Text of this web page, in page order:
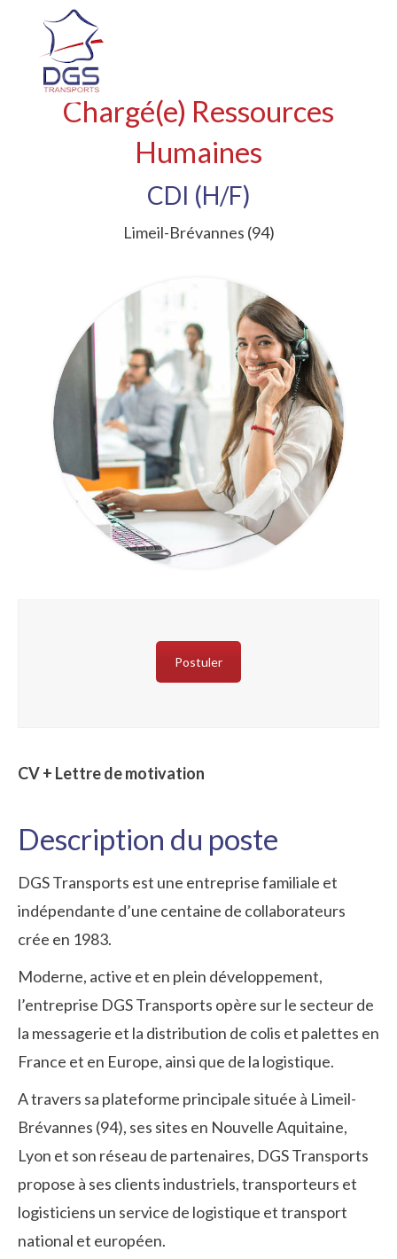
Chargé(e) Ressources
Humaines
CDI (H/F)
Limeil-Brévannes (94)
Postuler
CV + Lettre de motivation
Description du poste
DGS Transports est une entreprise familiale et
indépendante d’une centaine de collaborateurs
crée en 1983.
Moderne, active et en plein développement,
l’entreprise DGS Transports opère sur le secteur de
la messagerie et la distribution de colis et palettes en
France et en Europe, ainsi que de la logistique.
A travers sa plateforme principale située à Limeil-
Brévannes (94), ses sites en Nouvelle Aquitaine,
Lyon et son réseau de partenaires, DGS Transports
propose à ses clients industriels, transporteurs et
logisticiens un service de logistique et transport
national et européen.